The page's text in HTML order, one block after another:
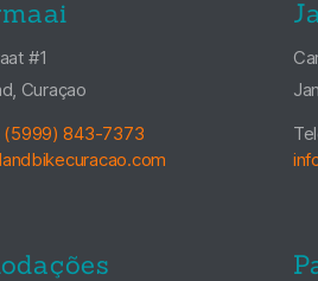
#1
Curaçao
(5999) 843-7373